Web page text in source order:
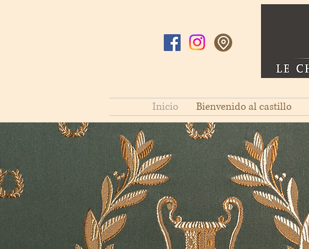
Inicio Bienvenido al castillo